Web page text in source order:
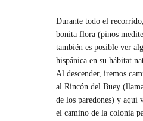
Durante todo el
bonita flora (pinos
también es posible ver
hispánica en su hábitat
Al descender, iremos
al Rincón del Buey
de los paredones) y aquí
el camino de la colonia